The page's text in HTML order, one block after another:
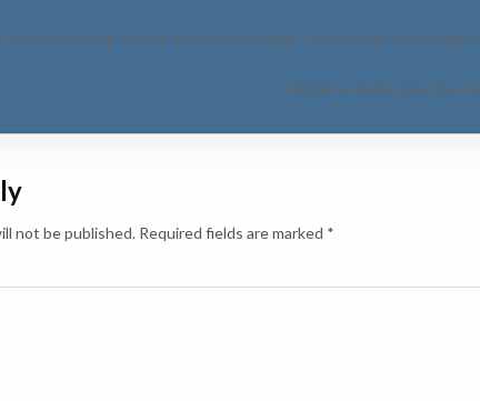
pa mayornan di studiantenan di semester 1 y semester 3 di Unidad
Accidente basta pisa riba e
not be published. Required fields are marked *